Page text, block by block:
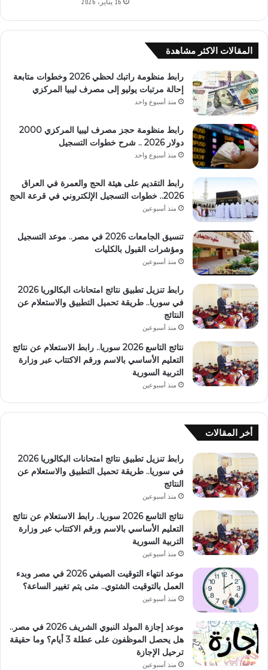
16 يناير، 2026
المقالات الاكثر مشاهدة
رابط منظومة راتبك لحظي 2026 وخطوات متابعة
إحالة مرتبات يوليو إلى مصرف ليبيا المركزي
منذ أسبوع واحد
رابط منظومة حجز مصرف ليبيا المركزي 2000
دولار 2026 .. شرح خطوات التسجيل
منذ أسبوع واحد
رابط التقديم على هيئة الحج والعمرة في العراق
2026.. خطوات التسجيل الإلكتروني في قرعة الحج
منذ أسبوعين
تنسيق الجامعات 2026 في مصر.. موعد التسجيل
ومؤشرات القبول بالكليات
منذ أسبوعين
رابط تنزيل تطبيق نتائج امتحانات البكالوريا 2026
في سوريا.. طريقة تحميل التطبيق والاستعلام عن
النتائج
منذ أسبوعين
نتائج التاسع 2026 سوريا.. رابط الاستعلام عن نتائج
التعليم الأساسي بالاسم ورقم الاكتتاب عبر وزارة
التربية السورية
منذ أسبوعين
أخر المقالات
رابط تنزيل تطبيق نتائج امتحانات البكالوريا 2026
في سوريا.. طريقة تحميل التطبيق والاستعلام عن
النتائج
منذ أسبوعين
نتائج التاسع 2026 سوريا.. رابط الاستعلام عن نتائج
التعليم الأساسي بالاسم ورقم الاكتتاب عبر وزارة
التربية السورية
منذ أسبوعين
موعد انتهاء التوقيت الصيفي 2026 في مصر وبدء
العمل بالتوقيت الشتوي.. متى يتم تغيير الساعة؟
منذ أسبوعين
موعد إجازة المولد النبوي الشريف 2026 في مصر..
هل يحصل الموظفون على عطلة 3 أيام؟ وما حقيقة
ترحيل الإجازة
منذ أسبوعين